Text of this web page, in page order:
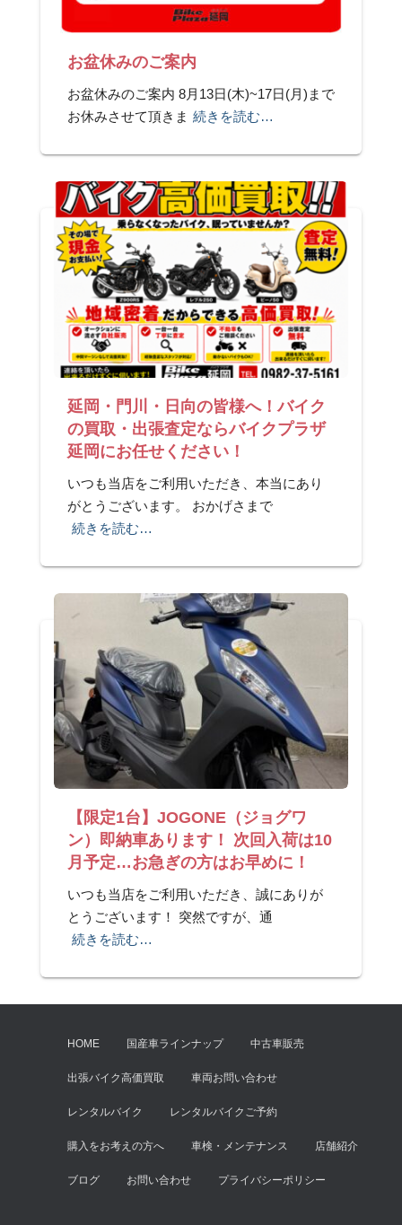
お盆休みのご案内
お盆休みのご案内 8月13日(木)~17日(月)まで
お休みさせて頂きま 続きを読む…
延岡・門川・日向の皆様へ！バイク
の買取・出張査定ならバイクプラザ
延岡にお任せください！
いつも当店をご利用いただき、本当にあり
がとうございます。 おかげさまで
続きを読む…
【限定1台】JOGONE（ジョグワ
ン）即納車あります！ 次回入荷は10
月予定…お急ぎの方はお早めに！
いつも当店をご利用いただき、誠にありが
とうございます！ 突然ですが、通
続きを読む…
HOME 国産車ラインナップ 中古車販売
出張バイク高価買取 車両お問い合わせ
レンタルバイク レンタルバイクご予約
購入をお考えの方へ 車検・メンテナンス 店舗紹介
ブログ お問い合わせ プライバシーポリシー